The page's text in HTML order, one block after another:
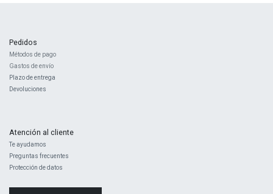
Pedidos
Métodos de pago
Gastos de envío
Plazo de entrega
Devoluciones
Atención al cliente
Te ayudamos
Preguntas frecuentes
Protección de datos